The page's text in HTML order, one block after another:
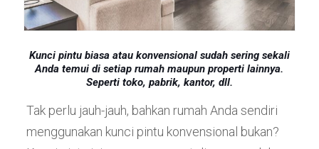
Kunci pintu biasa atau konvensional sudah sering sekali
Anda temui di setiap rumah maupun properti lainnya.
Seperti toko, pabrik, kantor, dll.
Tak perlu jauh-jauh, bahkan rumah Anda sendiri
menggunakan kunci pintu konvensional bukan?